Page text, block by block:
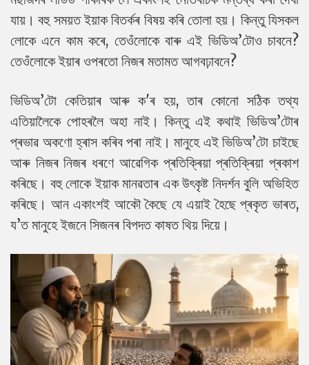
যায়। বহু সময়ত ইয়াক বিতৰ্কৰ বিষয় কৰি তোলা হয়। কিন্তু যিসকল
লোকে এনে কাম কৰে, তেওঁলোকে বাৰু এই ভিডিঅ’টোও চাবনে?
তেওঁলোকে ইয়াৰ ওপৰতো নিজৰ মতামত আগবঢ়াবনে?
ভিডিঅ’টো কেতিয়াৰ আৰু ক'ৰ হয়, তাৰ কোনো সঠিক তথ্য
এতিয়ালৈকে পোহৰলৈ অহা নাই। কিন্তু এই কথাই ভিডিঅ’টোৰ
প্ৰভাৱ অকণো হ্ৰাস কৰিব পৰা নাই। মানুহে এই ভিডিঅ’টো চাইছে
আৰু নিজৰ নিজৰ ধৰণে আৱেগিক প্ৰতিক্ৰিয়া প্ৰতিক্ৰিয়া প্ৰকাশ
কৰিছে। বহু লোকে ইয়াক মানৱতাৰ এক উৎকৃষ্ট নিদৰ্শন বুলি অভিহিত
কৰিছে। আন একাংশই আকৌ কৈছে যে এয়াই হৈছে প্ৰকৃত ভাৰত,
য’ত মানুহে ইজনে সিজনৰ বিপদত কাষত থিয় দিয়ে।